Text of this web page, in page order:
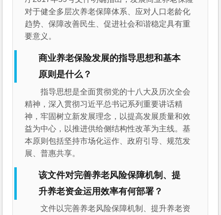
对于健全多层次养老保障体系、应对人口老龄化
趋势、保障改善民生、促进社会和谐稳定具有重
要意义。
商业养老保险发展的指导思想和基本
原则是什么？
指导思想是全面贯彻党的十八大及历次全会
精神，深入贯彻习近平总书记系列重要讲话精
神，牢固树立新发展理念，以提高发展质量和效
益为中心，以推进供给侧结构性改革为主线。基
本原则包括坚持市场化运作、政府引导、规范发
展、普惠共享。
该文件对完善养老风险保障机制、提
升养老资金运用效率有何部署？
文件以完善养老风险保障机制、提升养老资